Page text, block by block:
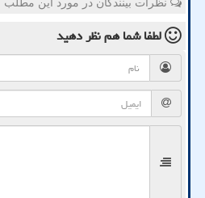
نظرات بینندگان در مورد این مطلب
لطفا شما همنظر دهید